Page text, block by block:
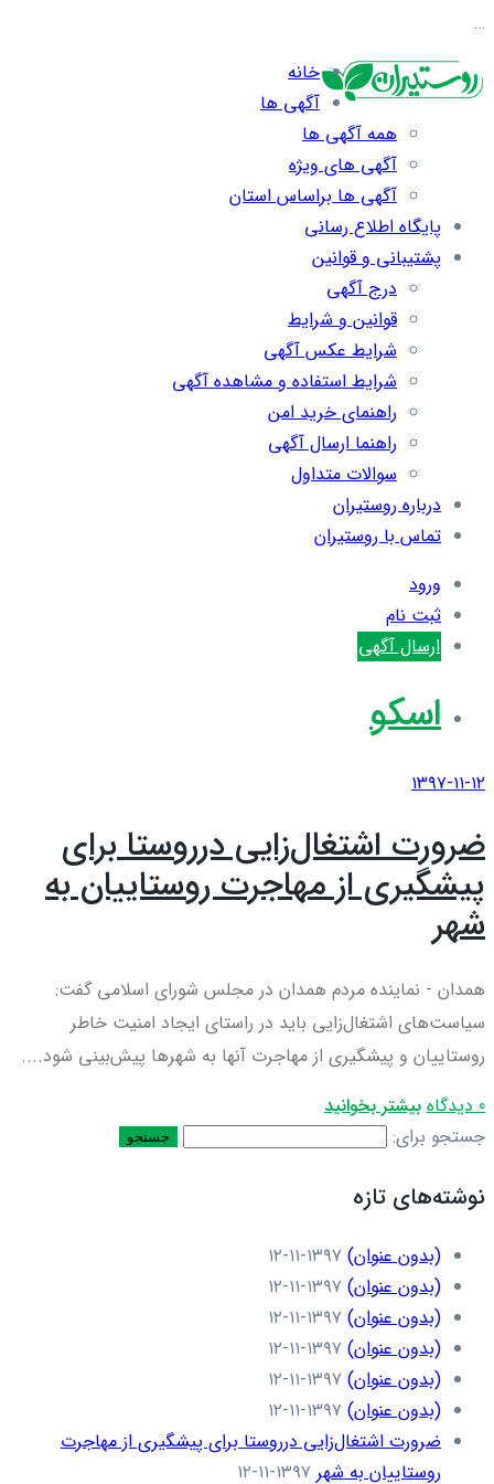
…
خانه
آگهی ها
همه آگهی ها
آگهی های ویژه
آگهی ها براساس استان
پایگاه اطلاع رسانی
پشتیبانی و قوانین
درج آگهی
قوانین و شرایط
شرایط عکس آگهی
شرایط استفاده و مشاهده آگهی
راهنمای خرید امن
راهنما ارسال آگهی
سوالات متداول
درباره روستیران
تماس با روستیران
ورود
ثبت نام
ارسال آگهی
اسکو
۱۳۹۷-۱۱-۱۲
ضرورت اشتغال‌زایی درروستا برای
پیشگیری از مهاجرت روستاییان به
شهر
همدان - نماینده مردم همدان در مجلس شورای اسلامی گفت:
سیاست‌های اشتغال‌زایی باید در راستای ایجاد امنیت خاطر
روستاییان و پیشگیری از مهاجرت آنها به شهرها پیش‌بینی شود....
0 دیدگاه
بیشتر بخوانید
جستجو برای:
نوشته‌های تازه
(بدون عنوان) ۱۳۹۷-۱۱-۱۲
(بدون عنوان) ۱۳۹۷-۱۱-۱۲
(بدون عنوان) ۱۳۹۷-۱۱-۱۲
(بدون عنوان) ۱۳۹۷-۱۱-۱۲
(بدون عنوان) ۱۳۹۷-۱۱-۱۲
(بدون عنوان) ۱۳۹۷-۱۱-۱۲
ضرورت اشتغال‌زایی درروستا برای پیشگیری از مهاجرت
روستاییان به شهر ۱۳۹۷-۱۱-۱۲